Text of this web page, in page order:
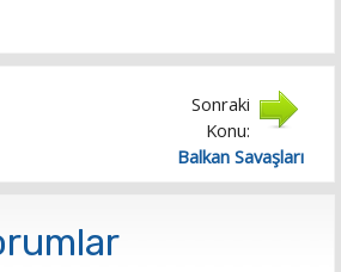
Sonraki
Konu:
Balkan Savaşları